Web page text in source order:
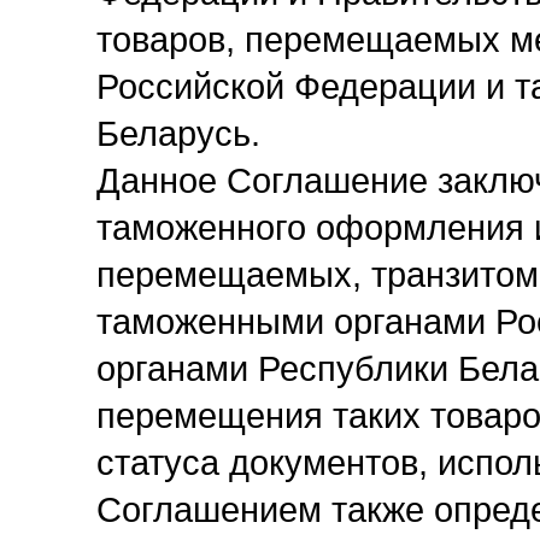
товаров, перемещаемых
Российской Федерации и
Беларусь.
Данное Соглашение
таможенного оформления
перемещаемых,
таможенными органами
органами Республики
перемещения таких
статуса документов,
Соглашением также